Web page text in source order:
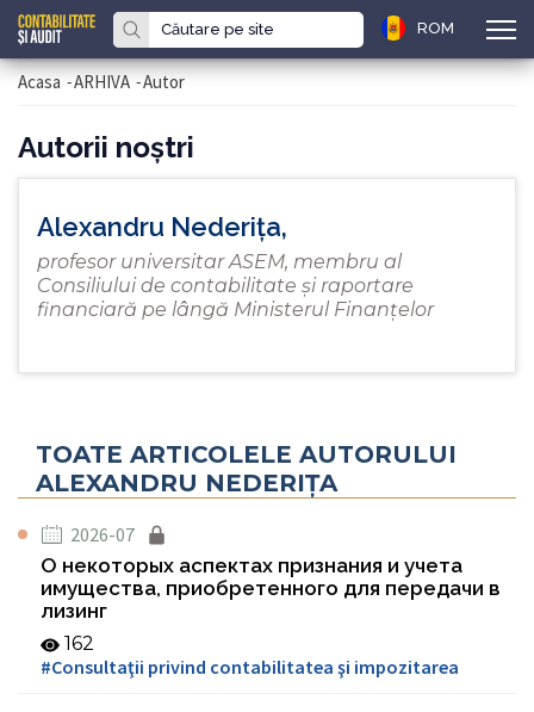
ROM
Acasa -ARHIVA -Autor
Autorii noştri
Alexandru Nederița,
profesor universitar ASEM, membru al
Consiliului de contabilitate şi raportare
financiară pe lângă Ministerul Finanţelor
TOATE ARTICOLELE AUTORULUI
ALEXANDRU NEDERIȚA
2026-07
О некоторых аспектах признания и учета
имущества, приобретенного для передачи в
лизинг
162
#Consultaţii privind contabilitatea şi impozitarea